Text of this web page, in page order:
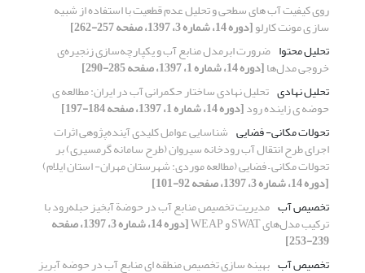
روی کیفیت آب های سطحی و تحلیل عدم قطعیت با استفاده از شبیه
ساز ی مونت کارلو[دوره 14، شماره 3، 1397، صفحه 257-262]
تحلیل محتوا ضرورت ابرمدل منابع آب و یکپارچه‌سازی زنجیره‌ی
خروجی مدل‌ها[دوره 14، شماره 1، 1397، صفحه 285-290]
تحلیل نهادی تحلیل نهادی ساختار حکمرانی آب در ایران: مطالعه ی
حوضه ی زاینده رود[دوره 14، شماره 1، 1397، صفحه 184-197]
تحولات مکانی- فضایی شناسایی عوامل کلیدی آینده‌پژوهی اثرات
اجرای طرح انتقال آب رودخانه سیروان (طرح سامانه گرمسیری) بر
تحولات مکانی – فضایی (مطالعه موردی: شهرستان مهران- استان ایلام)
[دوره 14، شماره 3، 1397، صفحه 92-101]
تخصیص آب مدیریت تخصیص منابع آب در حوضة آبخیز حبله‌رود با
ترکیب مدل‌های SWAT و WEAP [دوره 14، شماره 3، 1397، صفحه
239-253]
تخصیص آب بهینه سازی تخصیص منطقه ای منابع آب در حوضه آبریز